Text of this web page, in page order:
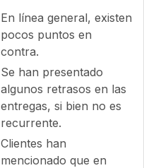
En línea general, existen
pocos puntos en
contra.
Se han presentado
algunos retrasos en las
entregas, si bien no es
recurrente.
Clientes han
mencionado que en